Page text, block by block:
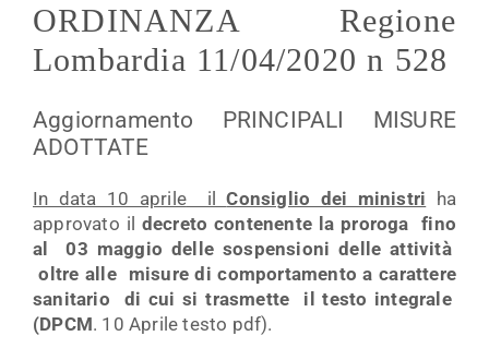
ORDINANZA Regione
Lombardia 11/04/2020 n 528
Aggiornamento PRINCIPALI MISURE
ADOTTATE
In data 10 aprileilConsiglio dei ministri ha
approvato il decreto contenente la proroga fino
al 03 maggio delle sospensioni delle attività
oltre alle misure di comportamento a carattere
sanitario di cui si trasmette il testo integrale
(DPCM. 10 Aprile testo pdf).